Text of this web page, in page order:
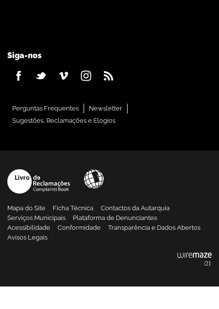
Siga-nos
Perguntas Frequentes
Newsletter
Sugestões, Reclamações e Elogios
Mapa do Site Ficha Técnica
Contactos da Autarquia
Serviços Municipais
Plataforma de Denunciantes
Acessibilidade
Conformidade
Transparência e Dados Abertos
Avisos Legais